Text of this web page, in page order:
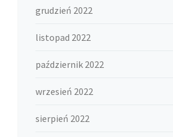
grudzień 2022
listopad 2022
październik 2022
wrzesień 2022
sierpień 2022